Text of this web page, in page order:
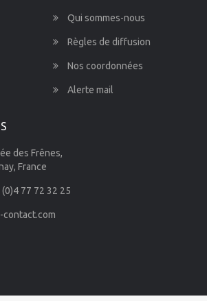
Qui sommes-nous
Règles de diffusion
Nos coordonnées
Alerte mail
des Frênes,
France
(0)4 77 72 32 25
contact.com